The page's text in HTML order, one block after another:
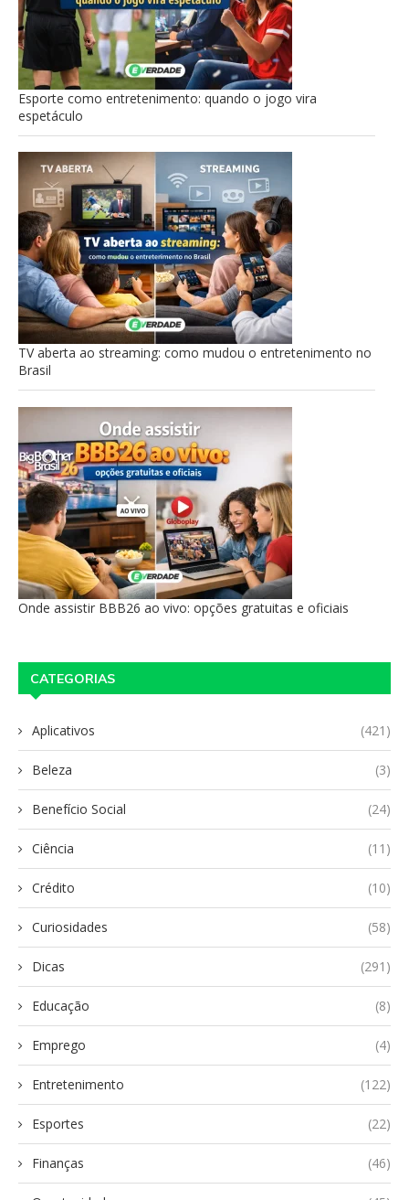
Esporte como entretenimento: quando o jogo vira
espetáculo
TV aberta ao streaming: como mudou o entretenimento no
Brasil
Onde assistir BBB26 ao vivo: opções gratuitas e oficiais
CATEGORIAS
Aplicativos (421)
Beleza (3)
Benefício Social (24)
Ciência (11)
Crédito (10)
Curiosidades (58)
Dicas (291)
Educação (8)
Emprego (4)
Entretenimento (122)
Esportes (22)
Finanças (46)